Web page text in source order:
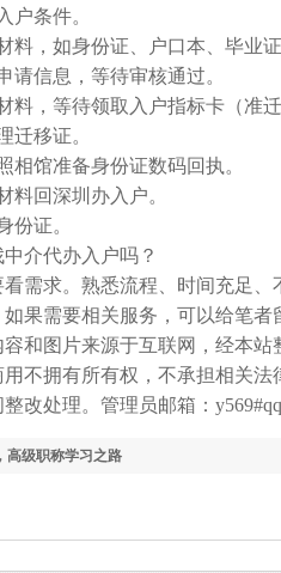
条件。
，如身份证、户口本、毕业证
信息，等待审核通过。
，等待领取入户指标卡（准迁
移证。
馆准备身份证数码回执。
回深圳办入户。
证。
介代办入户吗？
求。熟悉流程、时间充足、
果需要相关服务，可以给笔者
和图片来源于互联网，经本
不拥有所有权，不承担相关
改处理。管理员邮箱：
高级职称学习之路